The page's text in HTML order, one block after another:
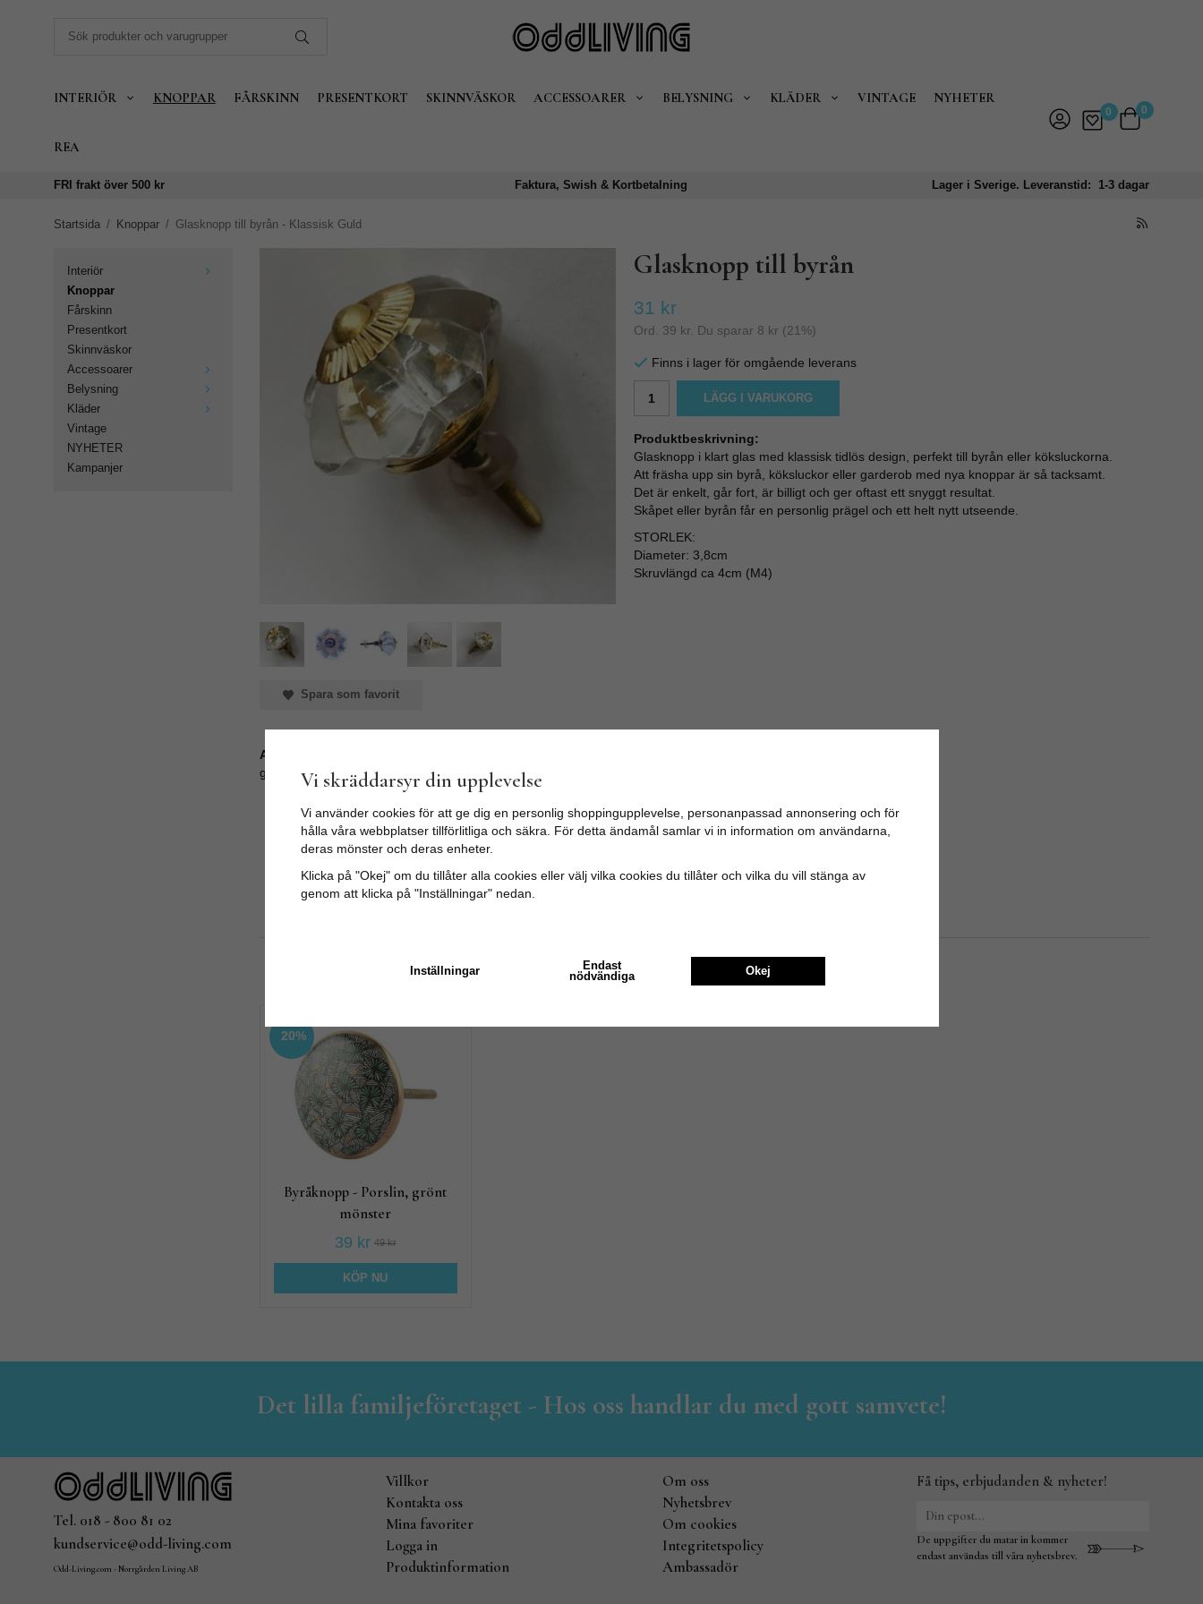
INTERIÖR KNOPPAR FÅRSKINN PRESENTKORT SKINNVÄSKOR ACCESSOARER BELYSNING KLÄDER VINTAGE NYHETER
REA
0 0
FRI frakt över 500 kr Faktura, Swish & Kortbetalning Lager i Sverige. Leveranstid: 1-3 dagar
Startsida / Knoppar / Glasknopp till byrån - Klassisk Guld
Interiör
Knoppar
Fårskinn
Presentkort
Skinnväskor
Accessoarer
Belysning
Kläder
Vintage
NYHETER
Kampanjer
Glasknopp till byrån
31 kr
Ord. 39 kr. Du sparar 8 kr (21 %)
Finns i lager för omgående leverans
LÄGG I VARUKORG
Produktbeskrivning:
Glasknopp i klart glas med klassisk tidlös design, perfekt till byrån eller köksluckorna.
Att fräsha upp sin byrå, köksluckor eller garderob med nya knoppar är så tacksamt.
Det är enkelt, går fort, är billigt och ger oftast ett snyggt resultat.
Skåpet eller byrån får en personlig prägel och ett helt nytt utseende.
STORLEK:
Diameter: 3,8cm
Skruvlängd ca 4cm (M4)
Spara som favorit
Artikelnummer:
gfk-12G
Recensioner
Nathalie Gun-britt
Andra köpte även
20%
Byråknopp - Porslin, grönt
mönster
39 kr 49 kr
KÖP NU
Det lilla familjeföretaget - Hos oss handlar du med gott samvete!
Tel. 018 - 800 81 02
kundservice@odd-living.com
Odd-Living.com - Norrgården Living AB
Villkor
Kontakta oss
Mina favoriter
Logga in
Produktinformation
Om oss
Nyhetsbrev
Om cookies
Integritetspolicy
Ambassadör
Få tips, erbjudanden & nyheter!
De uppgifter du matar in kommer
endast användas till våra nyhetsbrev.
Vi skräddarsyr din upplevelse
Vi använder cookies för att ge dig en personlig shoppingupplevelse, personanpassad annonsering och för
hålla våra webbplatser tillförlitliga och säkra. För detta ändamål samlar vi in information om användarna,
deras mönster och deras enheter.
Klicka på "Okej" om du tillåter alla cookies eller välj vilka cookies du tillåter och vilka du vill stänga av
genom att klicka på "Inställningar" nedan.
Inställningar
Endast
nödvändiga
Okej